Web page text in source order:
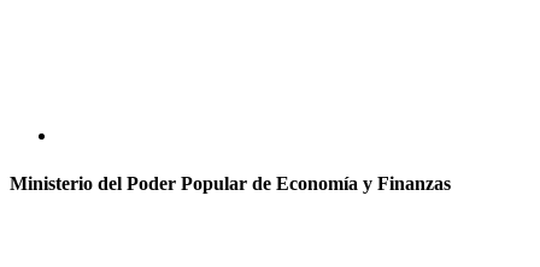
Ministerio del Poder Popular de Economía y Finanzas